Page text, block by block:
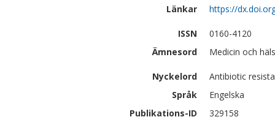
Länkar
https://
ISSN
0160-4120
Ämnesord
Medicin och
Nyckelord
Antibiotic
Språk
Engelska
Publikations-ID
329158